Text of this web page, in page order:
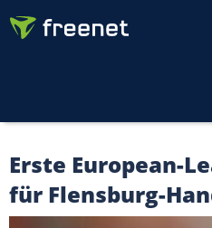
Erste European-
für Flensburg-